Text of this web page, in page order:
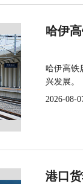
哈伊
哈伊高铁
兴发展。
2026-08-
港口